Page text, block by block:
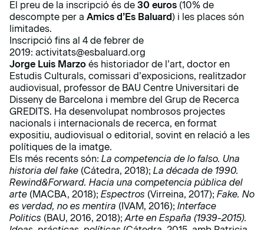
El preu de la inscripció és de 30 euros (10% de
descompte per a Amics d’Es Baluard) i les places són
limitades.
Inscripció fins al 4 de febrer de
2019: activitats@esbaluard.org
Jorge Luis Marzo és historiador de l’art, doctor en
Estudis Culturals, comissari d’exposicions, realitzador
audiovisual, professor de BAU Centre Universitari de
Disseny de Barcelona i membre del Grup de Recerca
GREDITS. Ha desenvolupat nombrosos projectes
nacionals i internacionals de recerca, en format
expositiu, audiovisual o editorial, sovint en relació a les
polítiques de la imatge.
Els més recents són: La competencia de lo falso. Una
historia del fake (Cátedra, 2018); La década de 1990.
Rewind&Forward. Hacia una competencia pública del
arte (MACBA, 2018); Espectros (Virreina, 2017); Fake. No
es verdad, no es mentira (IVAM, 2016); Interface
Politics (BAU, 2016, 2018);Arte en España (1939-2015).